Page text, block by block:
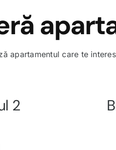
apartamentul care te
2